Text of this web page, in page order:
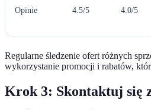
Opinie 4.5/5 4.0/5
Regularne śledzenie ofert różnych
wykorzystanie promocji i rabatów,
Krok 3: Skontaktuj się